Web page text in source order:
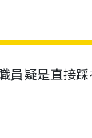
員疑是直接